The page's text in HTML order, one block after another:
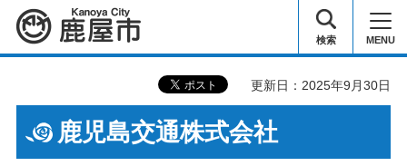
鹿屋市 検索 MENU
更新日：2025年9月30日
鹿児島交通株式会社